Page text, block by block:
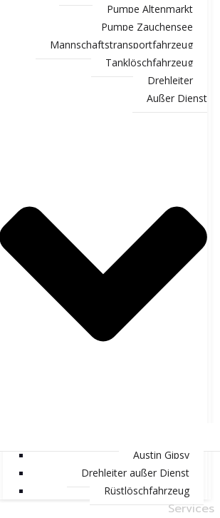
Pumpe Altenmarkt
Pumpe Zauchensee
Mannschaftstransportfahrzeug
Tanklöschfahrzeug
Drehleiter
Außer Dienst
Austin Gipsy
Drehleiter außer Dienst
Rüstlöschfahrzeug
Services